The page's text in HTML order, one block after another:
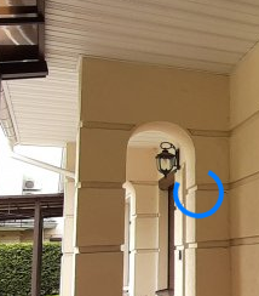
коттеджа, дома,
спокойствие, создают
по разумным
хочется быть